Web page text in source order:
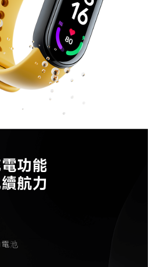
功能
航力
池